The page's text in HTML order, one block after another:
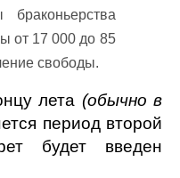
браконьерства
от 17 000 до 85
свободы.
лета (обычно в
период второй
будет введен